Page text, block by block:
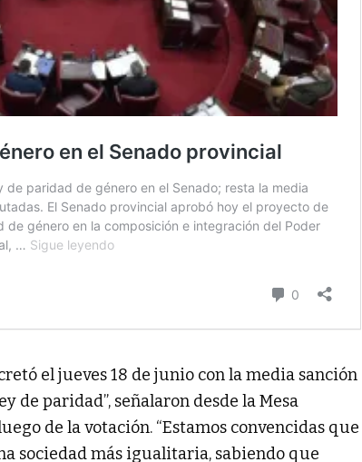
el jueves 18 de junio con la media sanción
de paridad”, señalaron desde la Mesa
de la votación. “Estamos convencidas que
sociedad más igualitaria, sabiendo que